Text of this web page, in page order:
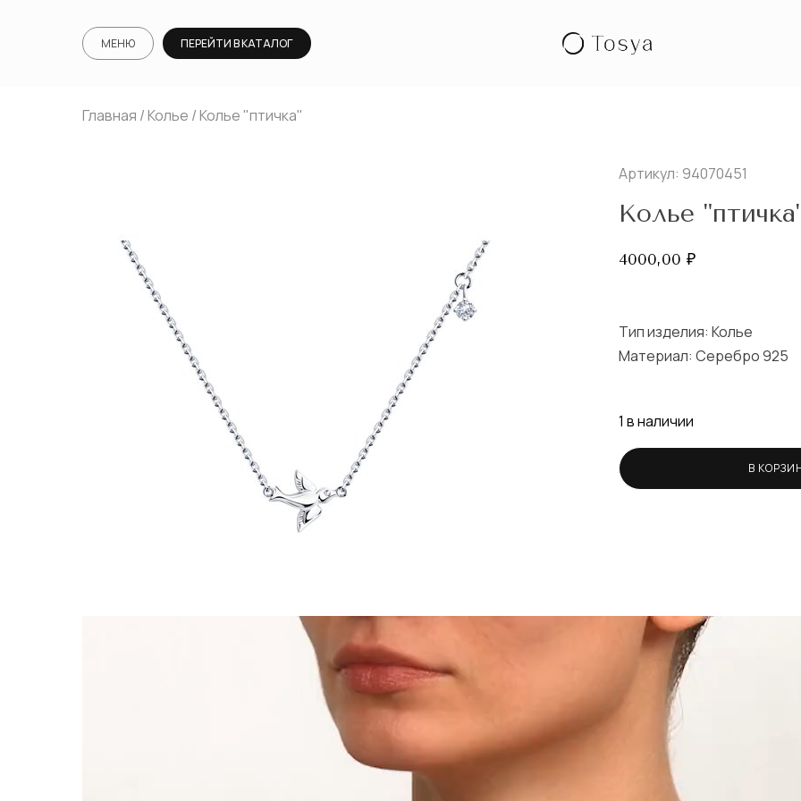
МЕНЮ ПЕРЕЙТИ В КАТАЛОГ
Главная /Колье / Колье "птичка"
Артикул: 94070451
Колье
4000,00 ₽
Тип изделия: Колье
Материал: Серебро 925
1 в наличии
В